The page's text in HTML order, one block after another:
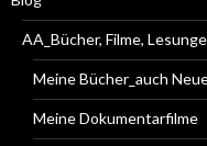
AA_Bücher, Filme,
Meine Bücher_auch
Meine Dokumentarfilme